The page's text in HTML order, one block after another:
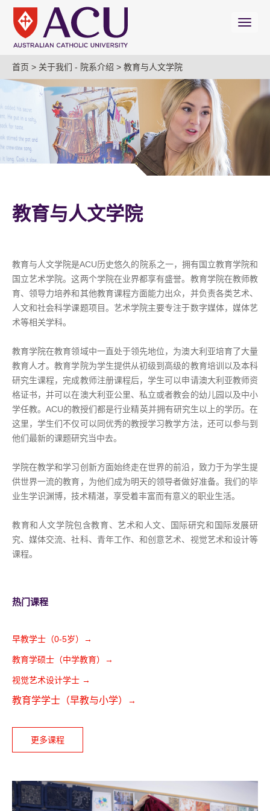
首页 > 关于我们 - 院系介绍 > 教育与人文学院
教育与人文学院
教育与人文学院是ACU历史悠久的院系之一，拥有国立教育学院和
国立艺术学院。这两个学院在业界都享有盛誉。教育学院在教师教
育、领导力培养和其他教育课程方面能力出众，并负责各类艺术、
人文和社会科学课题项目。艺术学院主要专注于数字媒体，媒体艺
术等相关学科。
教育学院在教育领域中一直处于领先地位，为澳大利亚培育了大量
教育人才。教育学院为学生提供从初级到高级的教育培训以及本科
研究生课程，完成教师注册课程后，学生可以申请澳大利亚教师资
格证书，并可以在澳大利亚公里、私立或者教会的幼儿园以及中小
学任教。ACU的教授们都是行业精英并拥有研究生以上的学历。在
这里，学生们不仅可以同优秀的教授学习教学方法，还可以参与到
他们最新的课题研究当中去。
学院在教学和学习创新方面始终走在世界的前沿，致力于为学生提
供世界一流的教育，为他们成为明天的领导者做好准备。我们的毕
业生学识渊博，技术精湛，享受着丰富而有意义的职业生活。
教育和人文学院包含教育、艺术和人文、国际研究和国际发展研
究、媒体交流、社科、青年工作、和创意艺术、视觉艺术和设计等
课程。
热门课程
早教学士（0-5岁） →
教育学硕士（中学教育） →
视觉艺术设计学士 →
教育学学士（早教与小学） (
n
s
→
更多课程